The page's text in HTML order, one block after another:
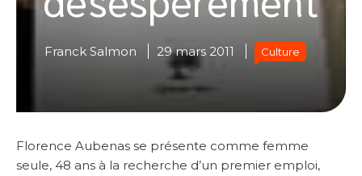
Franck Salmon 29 mars 2011 Culture
Florence Aubenas se présente comme femme
seule, 48 ans à la recherche d’un premier emploi,